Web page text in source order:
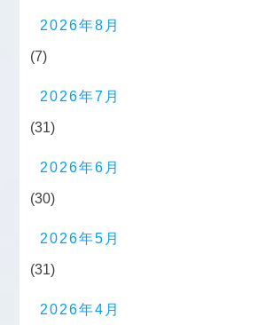
2026年8月
(7)
2026年7月
(31)
2026年6月
(30)
2026年5月
(31)
2026年4月